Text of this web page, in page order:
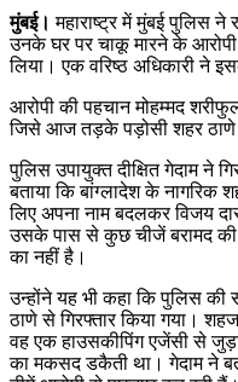
मुंबई। महाराष्ट्र में मुंबई पुलिस
उनके घर पर चाकू मारने के आरोपी
लिया। एक वरिष्ठ अधिकारी ने
आरोपी की पहचान मोहम्मद
जिसे आज तड़के पड़ोसी शहर ठाणे
पुलिस उपायुक्त दीक्षित गेदाम ने
बताया कि बांग्लादेश के नागरिक
लिए अपना नाम बदलकर विजय
उसके पास से कुछ चीजें बरामद की
का नहीं है।
उन्होंने यह भी कहा कि पुलिस
ठाणे से गिरफ्तार किया गया।
वह एक हाउसकीपिंग एजेंसी से
का मकसद डकैती था। गेदाम ने